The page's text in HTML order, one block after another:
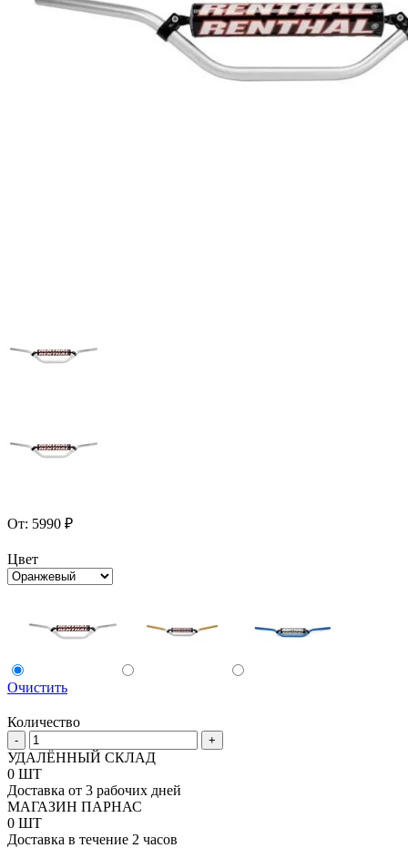
От: 5990 ₽
Цвет
Очистить
Количество
-
Количество
товара
Руль
7-
8
Renthal
Mini
+
УДАЛЁННЫЙ СКЛАД
0 ШТ
Доставка от 3 рабочих дней
МАГАЗИН ПАРНАС
0 ШТ
Доставка в течение 2 часов